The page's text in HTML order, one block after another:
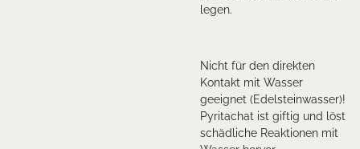
legen.
Nicht für den direkten
Kontakt mit Wasser
geeignet (Edelsteinwasser)!
Pyritachat ist giftig und löst
schädliche Reaktionen mit